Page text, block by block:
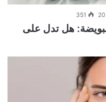
351
هل تدل على